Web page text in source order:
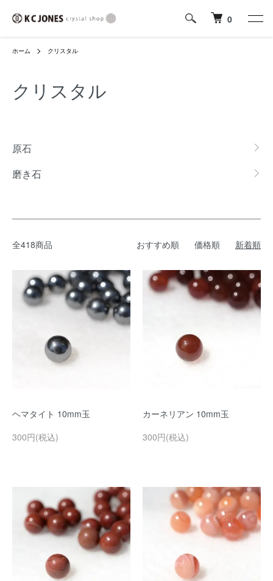
0
ホーム クリスタル
クリスタル
原石
磨き石
全418商品 おすすめ順 価格順 新着順
ヘマタイト 10mm玉
300円(税込)
カーネリアン 10mm玉
300円(税込)